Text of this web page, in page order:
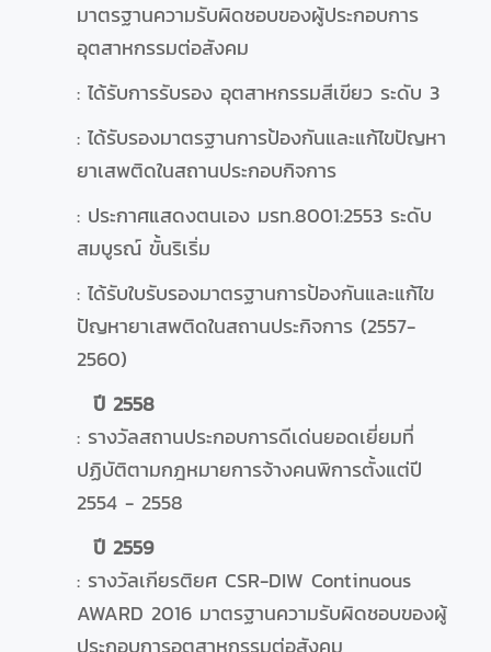
มาตรฐานความรับผิดชอบของผู้ประกอบการ
อุตสาหกรรมต่อสังคม
: ได้รับการรับรอง อุตสาหกรรมสีเขียว ระดับ 3
: ได้รับรองมาตรฐานการป้องกันและแก้ไขปัญหา
ยาเสพติดในสถานประกอบกิจการ
: ประกาศแสดงตนเอง มรท.8001:2553 ระดับ
สมบูรณ์ ขั้นริเริ่ม
: ได้รับใบรับรองมาตรฐานการป้องกันและแก้ไข
ปัญหายาเสพติดในสถานประกิจการ (2557-
2560)
ปี 2558
: รางวัลสถานประกอบการดีเด่นยอดเยี่ยมที่
ปฏิบัติตามกฎหมายการจ้างคนพิการตั้งแต่ปี
2554 - 2558
ปี 2559
: รางวัลเกียรติยศ CSR-DIW Continuous
AWARD 2016 มาตรฐานความรับผิดชอบของผู้
ประกอบการอุตสาหกรรมต่อสังคม